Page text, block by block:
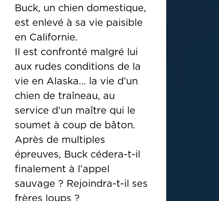
Buck, un chien domestique,
est enlevé à sa vie paisible
en Californie.
Il est confronté malgré lui
aux rudes conditions de la
vie en Alaska... la vie d’un
chien de traîneau, au
service d’un maître qui le
soumet à coup de bâton.
Après de multiples
épreuves, Buck cédera-t-il
finalement à l’appel
sauvage ? Rejoindra-t-il ses
frères loups ?